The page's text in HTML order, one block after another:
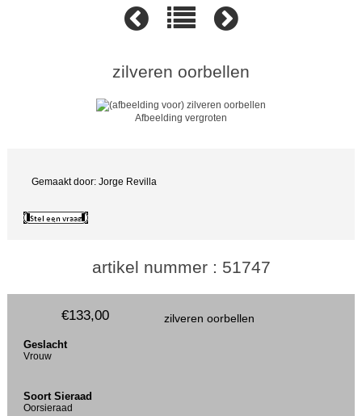
zilveren oorbellen
Afbeelding vergroten
Gemaakt door: Jorge Revilla
artikel nummer : 51747
zilveren oorbellen
€133,00
Geslacht
Vrouw
Soort Sieraad
Oorsieraad